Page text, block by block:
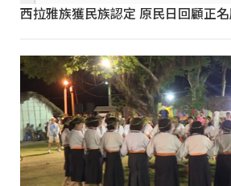
西拉雅族獲民族認定 原民日回顧正